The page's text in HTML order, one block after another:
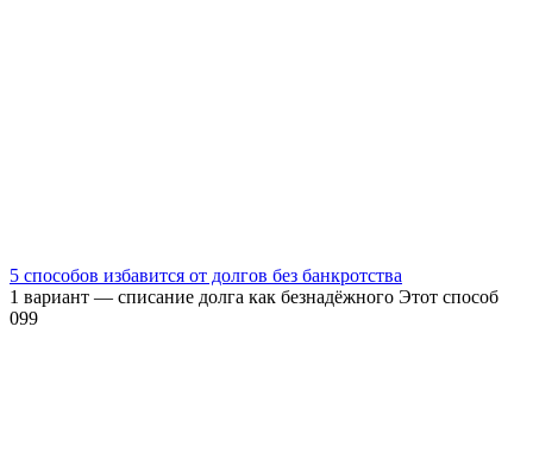
5 способов избавится от долгов без банкротства
1 вариант — списание долга как безнадёжного Этот способ
099